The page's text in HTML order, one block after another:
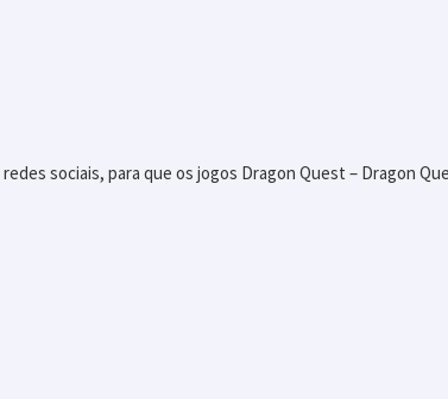
sociais, para que os jogos Dragon Quest – Dragon